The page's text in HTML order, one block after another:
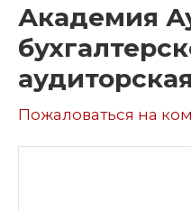
Академия
Пожаловаться на